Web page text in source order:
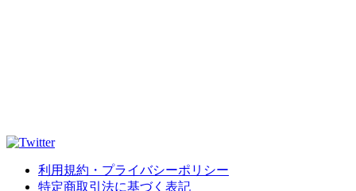
利用規約・プライバシーポリシー
特定商取引法に基づく表記